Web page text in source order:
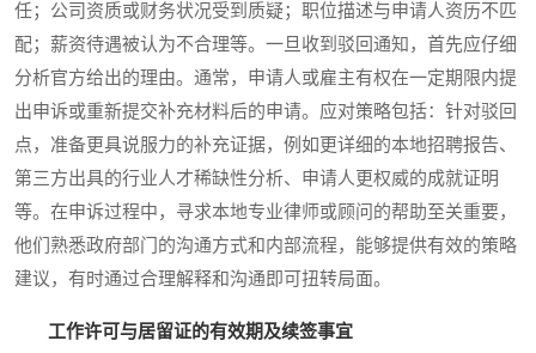
任；公司资质或财务状况受到质疑；职位描述与申请人资历不匹
配；薪资待遇被认为不合理等。一旦收到驳回通知，首先应仔细
分析官方给出的理由。通常，申请人或雇主有权在一定期限内提
出申诉或重新提交补充材料后的申请。应对策略包括：针对驳回
点，准备更具说服力的补充证据，例如更详细的本地招聘报告、
第三方出具的行业人才稀缺性分析、申请人更权威的成就证明
等。在申诉过程中，寻求本地专业律师或顾问的帮助至关重要，
他们熟悉政府部门的沟通方式和内部流程，能够提供有效的策略
建议，有时通过合理解释和沟通即可扭转局面。
工作许可与居留证的有效期及续签事宜